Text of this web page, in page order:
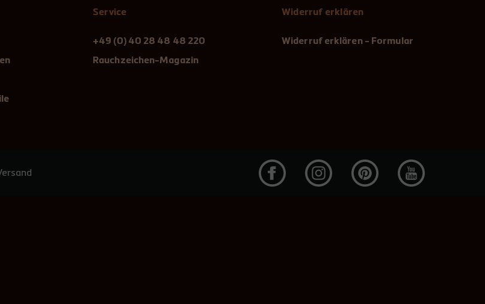
Service
+49 (0) 40 28 48 48 220
Rauchzeichen-Magazin
Widerruf erklären
Widerruf erklären - Formular